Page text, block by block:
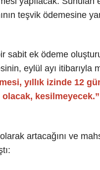
teşvik ödemesine
sabit ek ödeme
eylül ayı itibarıyla
yıllık izinde 12
kesilmeyecek.”
artacağını ve